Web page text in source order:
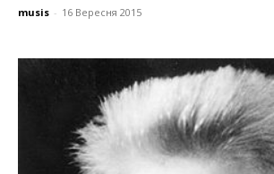
musis - 16 Вересня 2015